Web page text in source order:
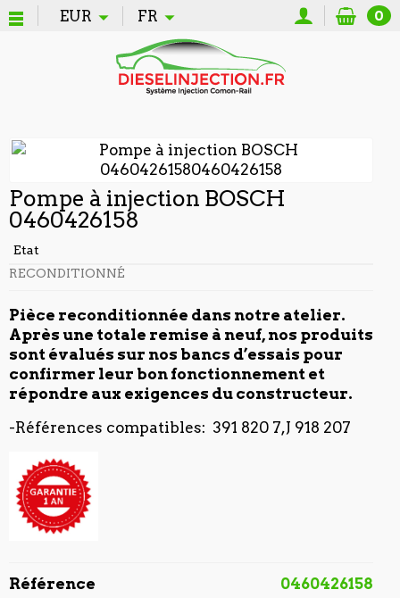
EUR FR 0
Pompe à injection BOSCH
0460426158
Etat
RECONDITIONNÉ
Pièce reconditionnée dans notre atelier.
Après une totale remise à neuf, nos produits
sont évalués sur nos bancs d’essais pour
confirmer leur bon fonctionnement et
répondre aux exigences du constructeur.
-Références compatibles: 391 820 7,J 918 207
Référence 0460426158